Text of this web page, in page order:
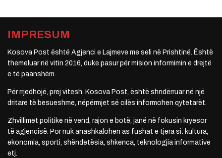
IMPRESUM
Kosova Post është Agjenci e Lajmeve me seli në Prishtinë. Është
themeluar në vitin 2016, duke pasur për mision informimin e drejtë
e të paanshëm.
Për rrjedhojë, prej vitesh, Kosova Post, është shndërruar në një
dritare të besueshme, nëpërmjet së cilës informohen qytetarët.
Zhvillimet politike në vend, rajon e botë, janë në fokusin kryesor
të agjencisë. Por nuk anashkalohen as fushat e tjera si: kultura,
ekonomia, sporti, shëndetësia, shkenca, teknologjia informative
etj.